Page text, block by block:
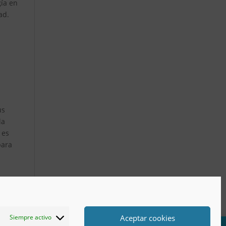
Siempre activo Aceptar cookies
en